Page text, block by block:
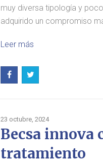
muy diversa tipología y
adquirido un compromiso
Leer más
23 octubre, 2024
Becsa innova
tratamiento